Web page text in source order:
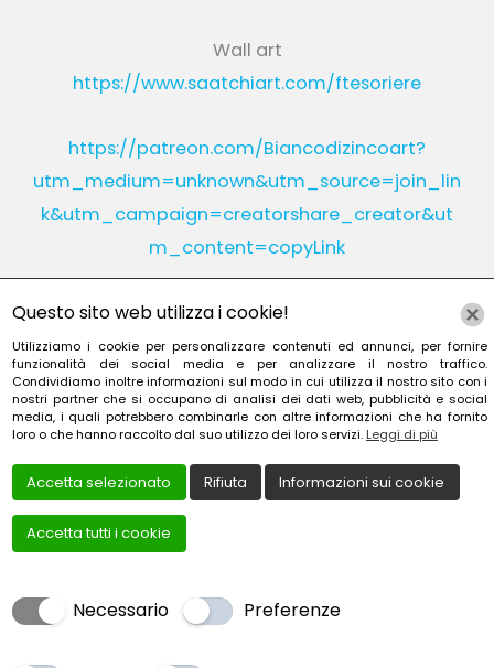
Wall art
https://www.saatchiart.com/ftesoriere
https://patreon.com/Biancodizincoart?
utm_medium=unknown&utm_source=join_lin
k&utm_campaign=creatorshare_creator&ut
m_content=copyLink
Instagram Linkedin
YouTube Patreon
Creato daLocal Web – Agenzia Web Marketing Milano
TSRFNC73C55G273F | Tutti i diritti riservati.
Questo sito web utilizza i cookie!
Utilizziamo i cookie per personalizzare contenuti ed annunci, per fornire
funzionalità dei social media e per analizzare il nostro traffico.
Condividiamo inoltre informazioni sul modo in cui utilizza il nostro sito con i
nostri partner che si occupano di analisi dei dati web, pubblicità e social
media, i quali potrebbero combinarle con altre informazioni che ha fornito
loro o che hanno raccolto dal suo utilizzo dei loro servizi. Leggi di più
Accetta selezionato Rifiuta Informazioni sui cookie
Accetta tutti i cookie
Necessario Preferenze